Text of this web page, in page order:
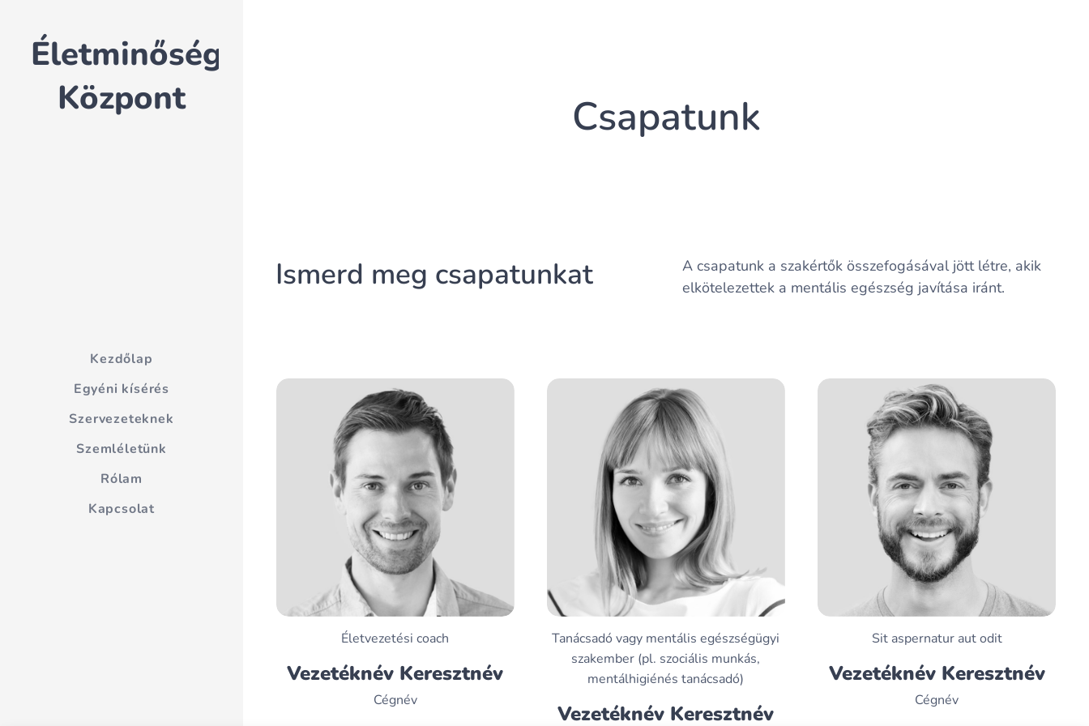
Életminőség
Központ
Kezdőlap
Egyéni kísérés
Szervezeteknek
Szemléletünk
Rólam
Kapcsolat
Csapatunk
Ismerd meg csapatunkat
A csapatunk a szakértők összefogásával jött létre, akik
elkötelezettek a mentális egészség javítása iránt.
Életvezetési coach
Vezetéknév Keresztnév
Cégnév
Tanácsadó vagy mentális egészségügyi
szakember (pl. szociális munkás,
mentálhigiénés tanácsadó)
Vezetéknév Keresztnév
Sit aspernatur aut odit
Vezetéknév Keresztnév
Cégnév